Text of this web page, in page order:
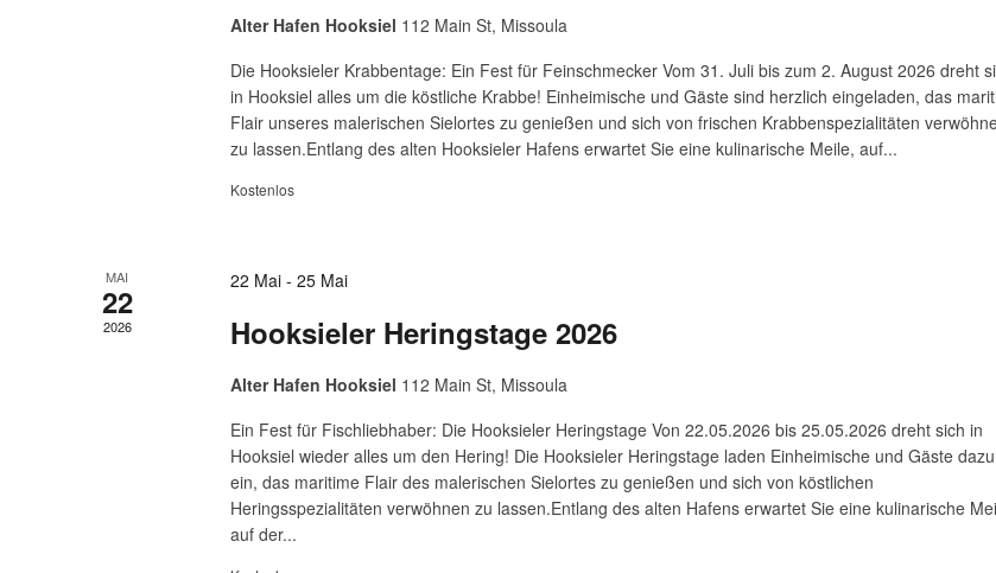
Alter Hafen Hooksiel 112 Main St, Missoula
Die Hooksieler Krabbentage: Ein Fest für Feinschmecker Vom 31. Juli bis zum 2. August 2026 dreht
in Hooksiel alles um die köstliche Krabbe! Einheimische und Gäste sind herzlich eingeladen, das
Flair unseres malerischen Sielortes zu genießen und sich von frischen Krabbenspezialitäten
zu lassen.Entlang des alten Hooksieler Hafens erwartet Sie eine kulinarische Meile, auf...
Kostenlos
MAI
22
2026
22 Mai -25 Mai
Hooksieler Heringstage 2026
Alter Hafen Hooksiel 112 Main St, Missoula
Ein Fest für Fischliebhaber: Die Hooksieler Heringstage Von 22.05.2026 bis 25.05.2026 dreht sich in
Hooksiel wieder alles um den Hering! Die Hooksieler Heringstage laden Einheimische und Gäste dazu
ein, das maritime Flair des malerischen Sielortes zu genießen und sich von köstlichen
Heringsspezialitäten verwöhnen zu lassen.Entlang des alten Hafens erwartet Sie eine kulinarische
auf der...